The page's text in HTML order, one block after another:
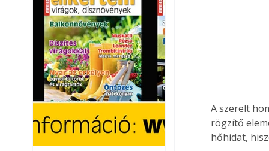
A szerelt
rögzítő
hőhidat,